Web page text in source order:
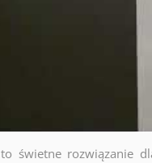
to świetne rozwiązanie